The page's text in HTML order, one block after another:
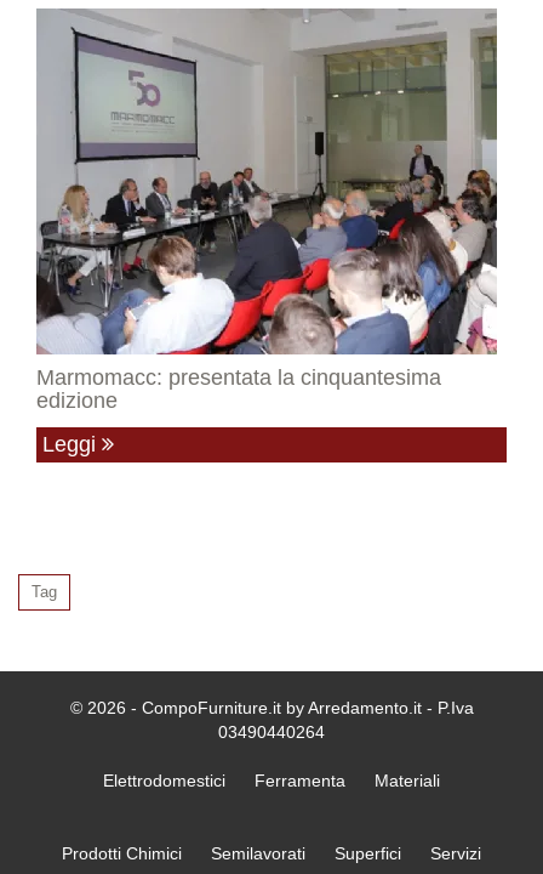
Marmomacc: presentata la cinquantesima
edizione
Leggi
Tag
© 2026 - CompoFurniture.it by Arredamento.it - P.Iva
03490440264
Elettrodomestici Ferramenta Materiali
Prodotti Chimici Semilavorati Superfici Servizi